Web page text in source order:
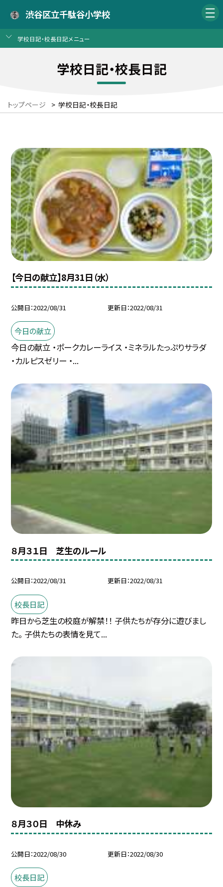
渋谷区立千駄谷小学校
学校日記・校長日記メニュー
学校日記・校長日記
トップページ > 学校日記・校長日記
【今日の献立】8月31日（水）
公開日 2022/08/31 更新日 2022/08/31
今日の献立
今日の献立 ・ポークカレーライス ・ミネラルたっぷりサラダ
・カルピスゼリー ・...
８月３１日 芝生のルール
公開日 2022/08/31 更新日 2022/08/31
校長日記
昨日から芝生の校庭が解禁！！ 子供たちが存分に遊びまし
た。 子供たちの表情を見て...
８月３０日 中休み
公開日 2022/08/30 更新日 2022/08/30
校長日記